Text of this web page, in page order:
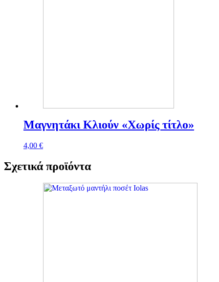
Μαγνητάκι Κλιούν «Χωρίς τίτλο»
4,00 €
Σχετικά προϊόντα